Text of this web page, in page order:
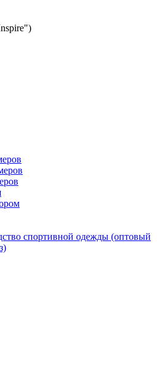
спортивной одежды (оптовый